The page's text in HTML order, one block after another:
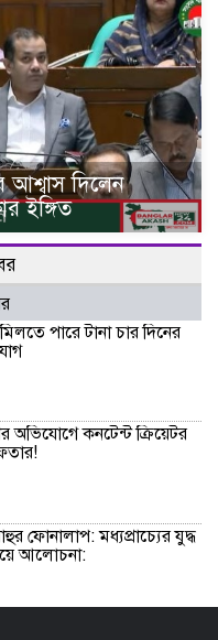
আশ্বাস দিলেন
ইঙ্গিত
পারে টানা চার দিনের
অভিযোগে কনটেন্ট ক্রিয়েটর
ফোনালাপ: মধ্যপ্রাচ্যের যুদ্ধ
আলোচনা: